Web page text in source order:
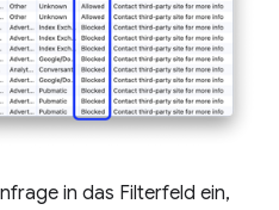
in das Filterfeld ein,